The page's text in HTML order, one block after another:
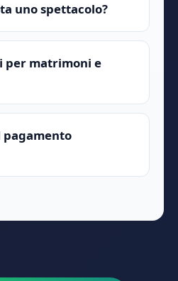
uno spettacolo?
per matrimoni e
pagamento